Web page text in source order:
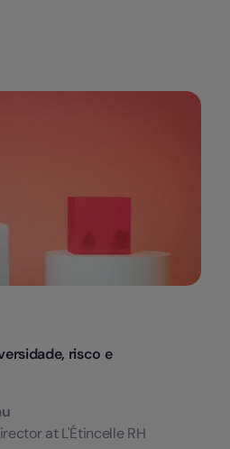
risco e
at L'Étincelle RH